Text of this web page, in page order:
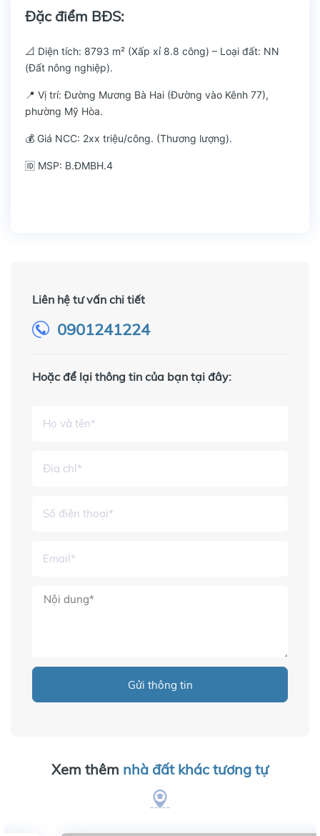
Đặc điểm BĐS:
📐 Diện tích: 8793 m² (Xấp xỉ 8.8 công) – Loại đất: NN
(Đất nông nghiệp).
📍 Vị trí: Đường Mương Bà Hai (Đường vào Kênh 77),
phường Mỹ Hòa.
💰 Giá NCC: 2xx triệu/công. (Thương lượng).
🆔 MSP: B.ĐMBH.4
Liên hệ tư vấn chi tiết
0901241224
Hoặc để lại thông tin của bạn tại đây:
Gửi thông tin
Xem thêm nhà đất khác tương tự